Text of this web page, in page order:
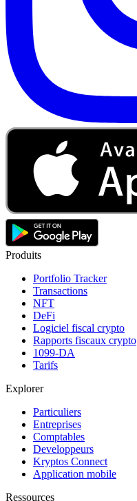
Produits
Portfolio Tracker
Transactions
NFT
DeFi
Logiciel fiscal crypto
Rapports fiscaux crypto
1099-DA
Tarifs
Explorer
Particuliers
Entreprises
Comptables
Developpeurs
Kryptos Connect
Application mobile
Ressources